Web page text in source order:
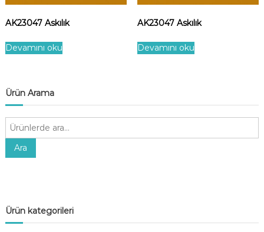
AK23047 Askılık
Devamını oku
AK23047 Askılık
Devamını oku
Ürün Arama
:
Ara
Ürün kategorileri